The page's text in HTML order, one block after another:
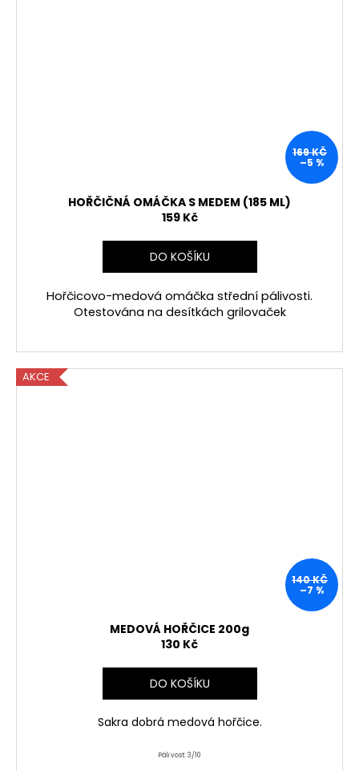
169 KČ
–5 %
HOŘČIČNÁ OMÁČKA S MEDEM (185 ML)
159 Kč
DO KOŠÍKU
Hořčicovo-medová omáčka střední pálivosti.
Otestována na desítkách grilovaček
AKCE
140 KČ
–7 %
MEDOVÁ HOŘČICE 200g
130 Kč
DO KOŠÍKU
Sakra dobrá medová hořčice.
Pálivost: 3/10